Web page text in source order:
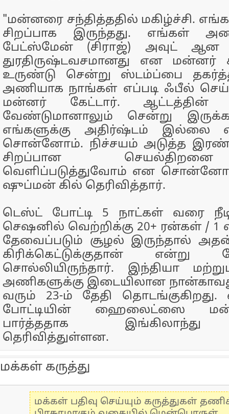
"மன்னரை சந்தித்ததில் மகிழ்ச்சி.
சிறப்பாக இருந்தது. எங்கள்
பேட்ஸ்மேன் (சிராஜ்) அவுட் ஆன
துரதிருஷ்டவசமானது என மன்னர்
உருண்டு சென்று ஸ்டம்ப்பை
அணியாக நாங்கள் எப்படி ஃபீல்
மன்னர் கேட்டார். ஆட்டத்தின்
வேண்டுமானாலும் சென்று
எங்களுக்கு அதிர்ஷ்டம் இல்லை
சொன்னோம். நிச்சயம் அடுத்த
சிறப்பான
வெளிப்படுத்துவோம் என
ஷுப்மன் கில் தெரிவித்தார்.
டெஸ்ட் போட்டி 5 நாட்கள் வரை
செஷனில் வெற்றிக்கு 20+ ரன்கள் / 1
தேவைப்படும் சூழல் இருந்தால்
கிரிக்கெட்டுக்குதான்
சொல்லியிருந்தார். இந்தியா
அணிகளுக்கு இடையிலான
வரும் 23-ம் தேதி
போட்டியின் ஹைலைட்ஸை
பார்த்ததாக
தெரிவித்துள்ளன.
மக்கள் கருத்து
மக்கள் பதிவு செய்யும் கருத்துகள்